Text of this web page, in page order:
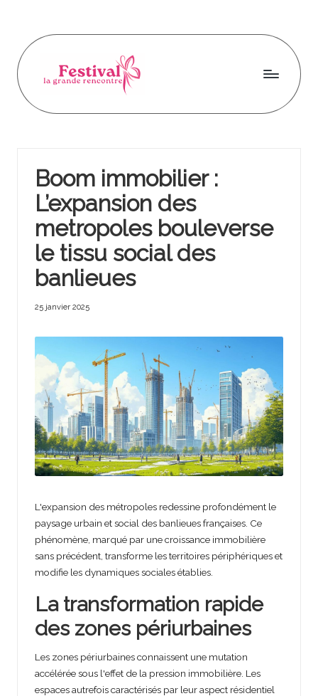
content
F
ti
v
a
l
l
a
g
r
a
n
d
e
r
e
n
c
o
n
t
r
e
demain
Boom immobilier :
L’expansion des
metropoles bouleverse
le tissu social des
banlieues
25 janvier 2025
L'expansion des métropoles redessine profondément le
paysage urbain et social des banlieues françaises. Ce
phénomène, marqué par une croissance immobilière
sans précédent, transforme les territoires périphériques et
modifie les dynamiques sociales établies.
La transformation rapide
des zones périurbaines
Les zones périurbaines connaissent une mutation
accélérée sous l'effet de la pression immobilière. Les
espaces autrefois caractérisés par leur aspect résidentiel